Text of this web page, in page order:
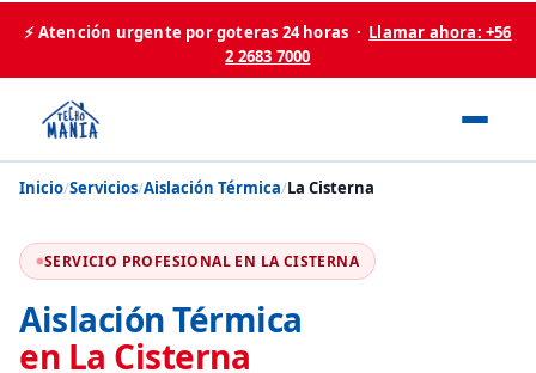
⚡ Atención urgente por goteras 24 horas · Llamar ahora: +56
2 2683 7000
Inicio/Servicios/Aislación Térmica/La Cisterna
SERVICIO PROFESIONAL EN LA CISTERNA
Aislación Térmica
en La Cisterna